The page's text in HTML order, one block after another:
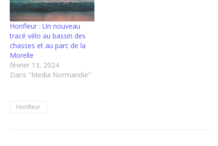
Honfleur : Un nouveau
tracé vélo au bassin des
chasses et au parc de la
Morelle
février 13, 2024
Dans "Media Normandie"
Honfleur